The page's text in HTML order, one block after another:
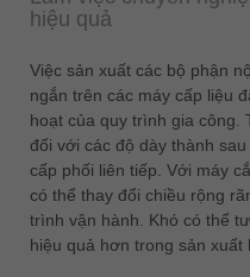
USA
english
Việt
tiếng việt
中国
中文
hiệu quả
Việc sản xuất các bộ phận
ngắn trên các máy cấp liệu
hoạt của quy trình gia công.
đối với các độ dày thành
cấp phối liên tiếp. Với máy
có thể thay đổi chiều rộng
trình vận hành. Khó có thể
hiệu quả hơn trong sản xuất